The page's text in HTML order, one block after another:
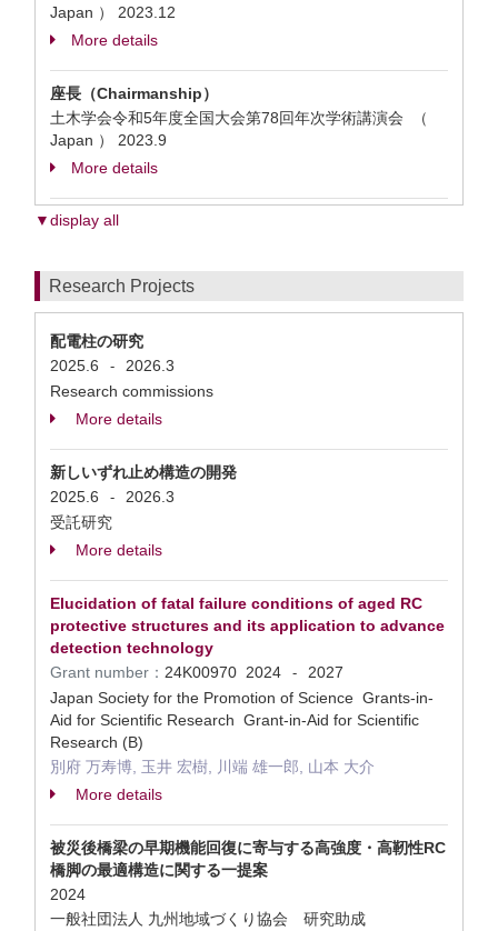
Japan ） 2023.12
More details
座長（Chairmanship）
土木学会令和5年度全国大会第78回年次学術講演会 （
Japan ） 2023.9
More details
▼display all
Research Projects
配電柱の研究
2025.6
-
2026.3
Research commissions
More details
新しいずれ止め構造の開発
2025.6
-
2026.3
受託研究
More details
Elucidation of fatal failure conditions of aged RC
protective structures and its application to advance
detection technology
Grant number： 24K00970 2024 -
2027
Japan Society for the Promotion of Science Grants-in-
Aid for Scientific Research Grant-in-Aid for Scientific
Research (B)
別府 万寿博, 玉井 宏樹, 川端 雄一郎, 山本 大介
More details
被災後橋梁の早期機能回復に寄与する高強度・高靭性RC
橋脚の最適構造に関する一提案
2024
一般社団法人 九州地域づくり協会 研究助成